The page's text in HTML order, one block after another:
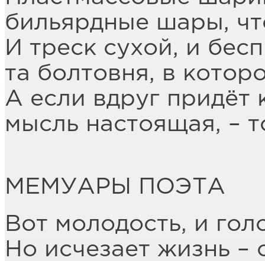
бильярдные шары,
И треск сухой, и
та болтовня, в
А если вдруг придёт
мысль настоящая, –
МЕМУАРЫ ПОЭТА
Вот молодость, и
Но исчезает жизнь